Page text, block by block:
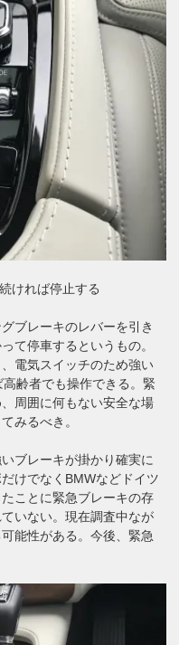
ければ停止する
ブレーキのレバーを引き
て停車するというもの。
電気スイッチのため強い
齢者でも操作できる。緊
周囲に何もない安全な場
みるべき。
ブレーキが掛かり確実に
けでなくBMWなどドイツ
ことに緊急ブレーキの存
いない。現在調査中なが
能性がある。今後、緊急